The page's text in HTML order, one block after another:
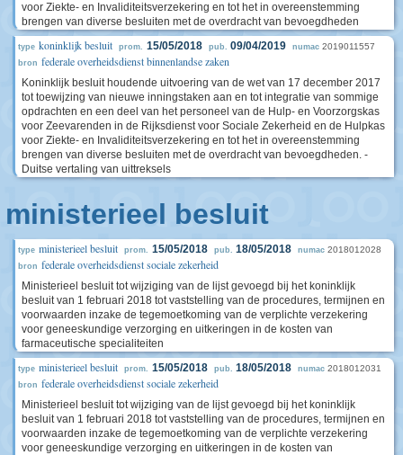
voor Ziekte- en Invaliditeitsverzekering en tot het in overeenstemming
brengen van diverse besluiten met de overdracht van bevoegdheden
type koninklijk besluit prom. 15/05/2018 pub. 09/04/2019 numac 2019011557
bron federale overheidsdienst binnenlandse zaken
Koninklijk besluit houdende uitvoering van de wet van 17 december 2017
tot toewijzing van nieuwe inningstaken aan en tot integratie van sommige
opdrachten en een deel van het personeel van de Hulp- en Voorzorgskas
voor Zeevarenden in de Rijksdienst voor Sociale Zekerheid en de Hulpkas
voor Ziekte- en Invaliditeitsverzekering en tot het in overeenstemming
brengen van diverse besluiten met de overdracht van bevoegdheden. -
Duitse vertaling van uittreksels
ministerieel besluit
type ministerieel besluit prom. 15/05/2018 pub. 18/05/2018 numac 2018012028
bron federale overheidsdienst sociale zekerheid
Ministerieel besluit tot wijziging van de lijst gevoegd bij het koninklijk
besluit van 1 februari 2018 tot vaststelling van de procedures, termijnen en
voorwaarden inzake de tegemoetkoming van de verplichte verzekering
voor geneeskundige verzorging en uitkeringen in de kosten van
farmaceutische specialiteiten
type ministerieel besluit prom. 15/05/2018 pub. 18/05/2018 numac 2018012031
bron federale overheidsdienst sociale zekerheid
Ministerieel besluit tot wijziging van de lijst gevoegd bij het koninklijk
besluit van 1 februari 2018 tot vaststelling van de procedures, termijnen en
voorwaarden inzake de tegemoetkoming van de verplichte verzekering
voor geneeskundige verzorging en uitkeringen in de kosten van